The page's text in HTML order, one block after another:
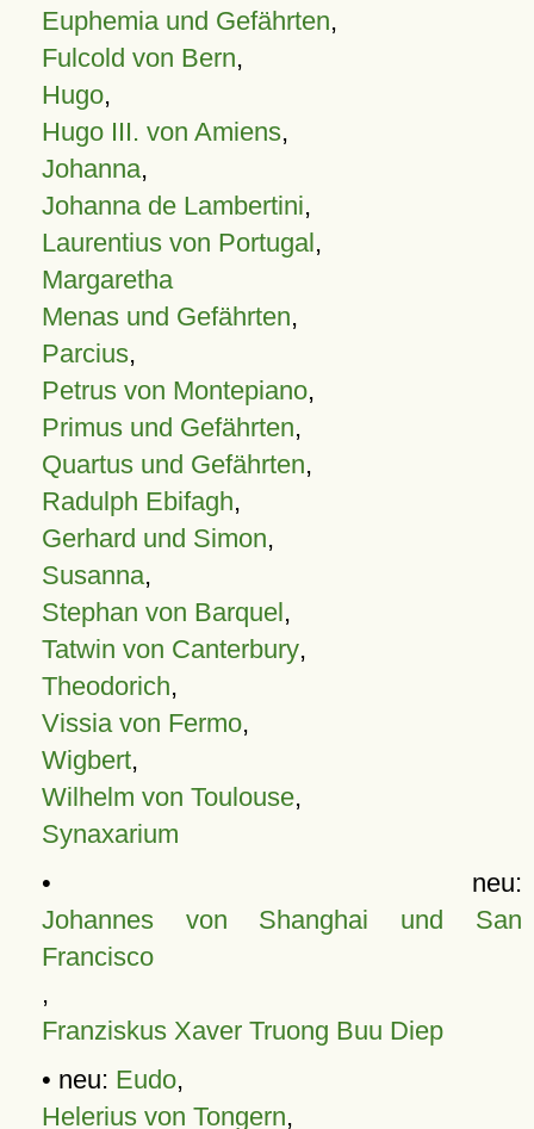
Euphemia und Gefährten,
Fulcold von Bern,
Hugo,
Hugo III. von Amiens,
Johanna,
Johanna de Lambertini,
Laurentius von Portugal,
Margaretha
Menas und Gefährten,
Parcius,
Petrus von Montepiano,
Primus und Gefährten,
Quartus und Gefährten,
Radulph Ebifagh,
Gerhard und Simon,
Susanna,
Stephan von Barquel,
Tatwin von Canterbury,
Theodorich,
Vissia von Fermo,
Wigbert,
Wilhelm von Toulouse,
Synaxarium
• neu:
Johannes von Shanghai und San
Francisco
,
Franziskus Xaver Truong Buu Diep
• neu: Eudo,
Helerius von Tongern,